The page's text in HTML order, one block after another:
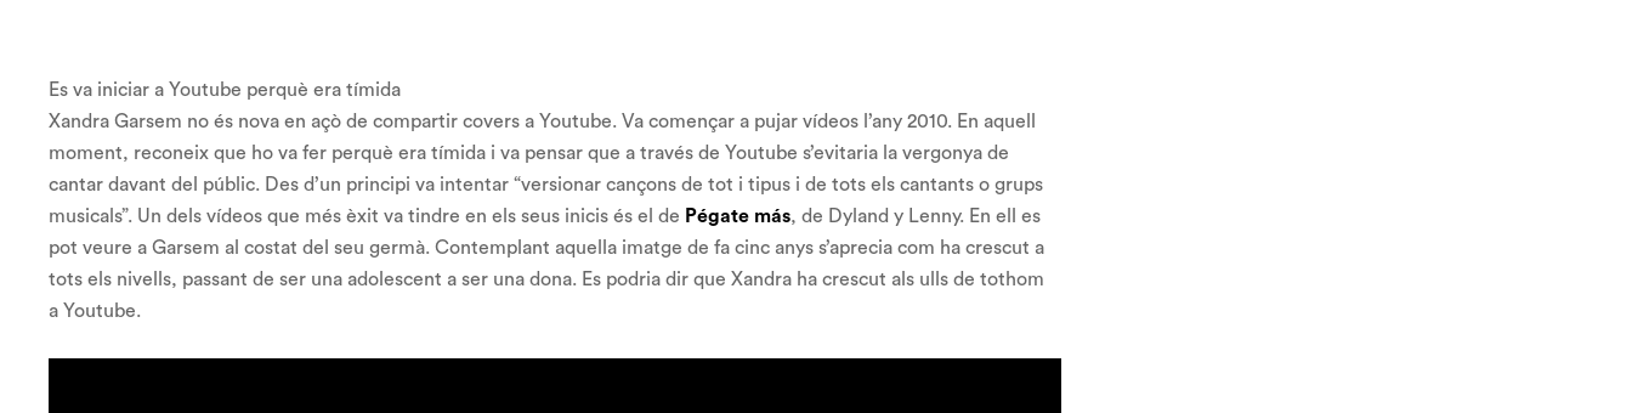
Es va iniciar a Youtube perquè era tímida
Xandra Garsem no és nova en açò de compartir covers a Youtube. Va començar a pujar vídeos l’any 2010. En aquell
moment, reconeix que ho va fer perquè era tímida i va pensar que a través de Youtube s’evitaria la vergonya de
cantar davant del públic. Des d’un principi va intentar “versionar cançons de tot i tipus i de tots els cantants o grups
musicals”. Un dels vídeos que més èxit va tindre en els seus inicis és el de Pégate más, de Dyland y Lenny. En ell es
pot veure a Garsem al costat del seu germà. Contemplant aquella imatge de fa cinc anys s’aprecia com ha crescut a
tots els nivells, passant de ser una adolescent a ser una dona. Es podria dir que Xandra ha crescut als ulls de tothom
a Youtube.